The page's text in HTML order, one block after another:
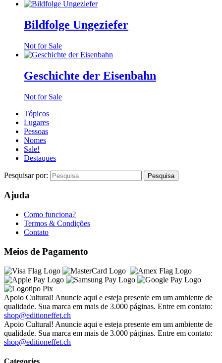
Bildfolge Ungeziefer
Not for Sale
Geschichte der Eisenbahn
Not for Sale
Tópicos
Lugares
Pessoas
Nomes
Sale!
Destaques
Pesquisar por:
Ajuda
Como funciona?
Termos & Condições
Contato
Meios de Pagamento
Apoio Cultural! Anuncie aqui e esteja presente em um ambiente de
qualidade. Sua marca em mais de 3.000 páginas. Entre em contato:
shop@editioneffet.ch
Apoio Cultural! Anuncie aqui e esteja presente em um ambiente de
qualidade. Sua marca em mais de 3.000 páginas. Entre em contato:
shop@editioneffet.ch
Categories